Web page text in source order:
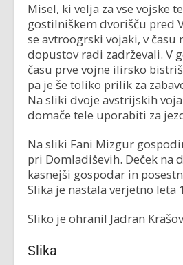
Misel, ki velja za vse vojske
gostilniškem dvorišču pred
se avtroogrski vojaki, v
dopustov radi zadrževali. V
času prve vojne ilirsko
pa je še toliko prilik za
Na sliki dvoje avstrijskih
domače tele uporabiti za
Na sliki Fani Mizgur
pri Domladiševih. Deček na
kasnejši gospodar in
Slika je nastala verjetno leta
Sliko je ohranil Jadran
Slika